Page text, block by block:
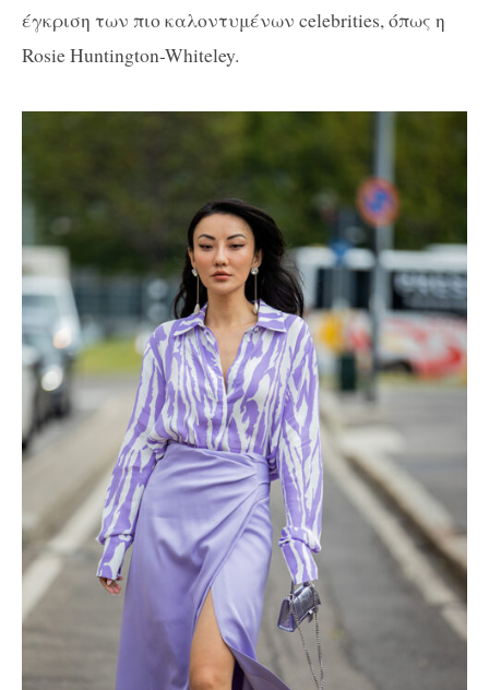
έγκριση των πιο καλοντυμένων celebrities, όπως η
Rosie Huntington-Whiteley.